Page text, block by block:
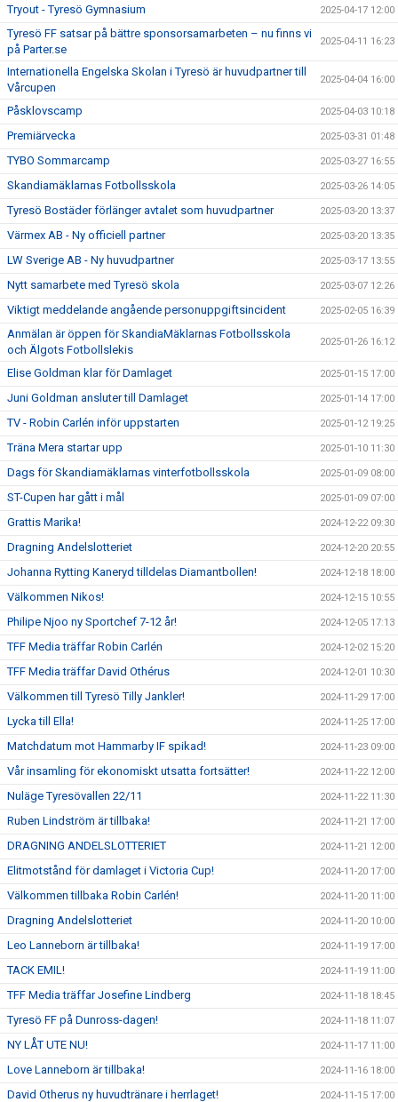
Tryout - Tyresö Gymnasium 2025-04-17 12:00
Tyresö FF satsar på bättre sponsorsamarbeten – nu finns vi
på Parter.se
2025-04-11 16:23
Internationella Engelska Skolan i Tyresö är huvudpartner till
Vårcupen
2025-04-04 16:00
Påsklovscamp 2025-04-03 10:18
Premiärvecka 2025-03-31 01:48
TYBO Sommarcamp 2025-03-27 16:55
Skandiamäklarnas Fotbollsskola 2025-03-26 14:05
Tyresö Bostäder förlänger avtalet som huvudpartner 2025-03-20 13:37
Värmex AB - Ny officiell partner 2025-03-20 13:35
LW Sverige AB - Ny huvudpartner 2025-03-17 13:55
Nytt samarbete med Tyresö skola 2025-03-07 12:26
Viktigt meddelande angående personuppgiftsincident 2025-02-05 16:39
Anmälan är öppen för SkandiaMäklarnas Fotbollsskola
och Älgots Fotbollslekis
2025-01-26 16:12
Elise Goldman klar för Damlaget 2025-01-15 17:00
Juni Goldman ansluter till Damlaget 2025-01-14 17:00
TV - Robin Carlén inför uppstarten 2025-01-12 19:25
Träna Mera startar upp 2025-01-10 11:30
Dags för Skandiamäklarnas vinterfotbollsskola 2025-01-09 08:00
ST-Cupen har gått i mål 2025-01-09 07:00
Grattis Marika! 2024-12-22 09:30
Dragning Andelslotteriet 2024-12-20 20:55
Johanna Rytting Kaneryd tilldelas Diamantbollen! 2024-12-18 18:00
Välkommen Nikos! 2024-12-15 10:55
Philipe Njoo ny Sportchef 7-12 år! 2024-12-05 17:13
TFF Media träffar Robin Carlén 2024-12-02 15:20
TFF Media träffar David Othérus 2024-12-01 10:30
Välkommen till Tyresö Tilly Jankler! 2024-11-29 17:00
Lycka till Ella! 2024-11-25 17:00
Matchdatum mot Hammarby IF spikad! 2024-11-23 09:00
Vår insamling för ekonomiskt utsatta fortsätter! 2024-11-22 12:00
Nuläge Tyresövallen 22/11 2024-11-22 11:30
Ruben Lindström är tillbaka! 2024-11-21 17:00
DRAGNING ANDELSLOTTERIET 2024-11-21 12:00
Elitmotstånd för damlaget i Victoria Cup! 2024-11-20 17:00
Välkommen tillbaka Robin Carlén! 2024-11-20 11:00
Dragning Andelslotteriet 2024-11-20 10:00
Leo Lanneborn är tillbaka! 2024-11-19 17:00
TACK EMIL! 2024-11-19 11:00
TFF Media träffar Josefine Lindberg 2024-11-18 18:45
Tyresö FF på Dunross-dagen! 2024-11-18 11:07
NY LÅT UTE NU! 2024-11-17 11:00
Love Lanneborn är tillbaka! 2024-11-16 18:00
David Otherus ny huvudtränare i herrlaget! 2024-11-15 17:00